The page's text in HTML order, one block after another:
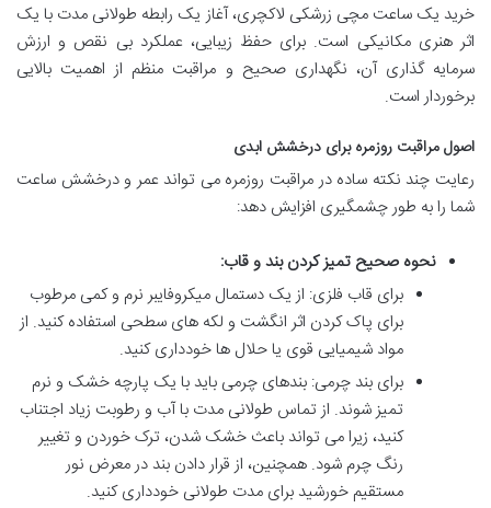
خرید یک ساعت مچی زرشکی لاکچری، آغاز یک رابطه طولانی مدت با یک
اثر هنری مکانیکی است. برای حفظ زیبایی، عملکرد بی نقص و ارزش
سرمایه گذاری آن، نگهداری صحیح و مراقبت منظم از اهمیت بالایی
برخوردار است.
اصول مراقبت روزمره برای درخشش ابدی
رعایت چند نکته ساده در مراقبت روزمره می تواند عمر و درخشش ساعت
شما را به طور چشمگیری افزایش دهد:
نحوه صحیح تمیز کردن بند و قاب:
برای قاب فلزی: از یک دستمال میکروفایبر نرم و کمی مرطوب
برای پاک کردن اثر انگشت و لکه های سطحی استفاده کنید. از
مواد شیمیایی قوی یا حلال ها خودداری کنید.
برای بند چرمی: بندهای چرمی باید با یک پارچه خشک و نرم
تمیز شوند. از تماس طولانی مدت با آب و رطوبت زیاد اجتناب
کنید، زیرا می تواند باعث خشک شدن، ترک خوردن و تغییر
رنگ چرم شود. همچنین، از قرار دادن بند در معرض نور
مستقیم خورشید برای مدت طولانی خودداری کنید.